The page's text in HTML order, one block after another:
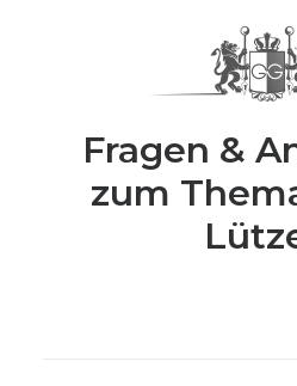
Fragen &
zum